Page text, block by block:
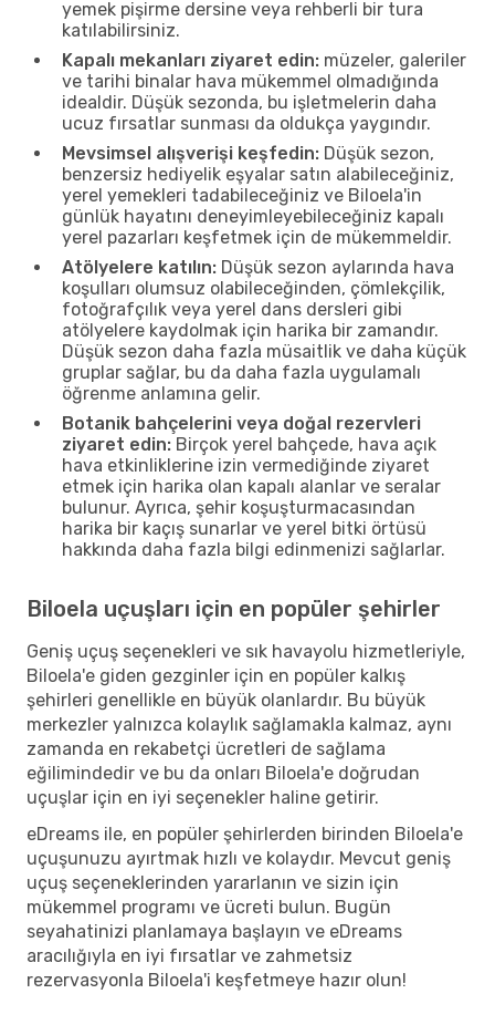
yemek pişirme dersine veya rehberli bir tura
katılabilirsiniz.
Kapalı mekanları ziyaret edin: müzeler, galeriler
ve tarihi binalar hava mükemmel olmadığında
idealdir. Düşük sezonda, bu işletmelerin daha
ucuz fırsatlar sunması da oldukça yaygındır.
Mevsimsel alışverişi keşfedin: Düşük sezon,
benzersiz hediyelik eşyalar satın alabileceğiniz,
yerel yemekleri tadabileceğiniz ve Biloela'in
günlük hayatını deneyimleyebileceğiniz kapalı
yerel pazarları keşfetmek için de mükemmeldir.
Atölyelere katılın: Düşük sezon aylarında hava
koşulları olumsuz olabileceğinden, çömlekçilik,
fotoğrafçılık veya yerel dans dersleri gibi
atölyelere kaydolmak için harika bir zamandır.
Düşük sezon daha fazla müsaitlik ve daha küçük
gruplar sağlar, bu da daha fazla uygulamalı
öğrenme anlamına gelir.
Botanik bahçelerini veya doğal rezervleri
ziyaret edin: Birçok yerel bahçede, hava açık
hava etkinliklerine izin vermediğinde ziyaret
etmek için harika olan kapalı alanlar ve seralar
bulunur. Ayrıca, şehir koşuşturmacasından
harika bir kaçış sunarlar ve yerel bitki örtüsü
hakkında daha fazla bilgi edinmenizi sağlarlar.
Biloela uçuşları için en popüler şehirler
Geniş uçuş seçenekleri ve sık havayolu hizmetleriyle,
Biloela'e giden gezginler için en popüler kalkış
şehirleri genellikle en büyük olanlardır. Bu büyük
merkezler yalnızca kolaylık sağlamakla kalmaz, aynı
zamanda en rekabetçi ücretleri de sağlama
eğilimindedir ve bu da onları Biloela'e doğrudan
uçuşlar için en iyi seçenekler haline getirir.
eDreams ile, en popüler şehirlerden birinden Biloela'e
uçuşunuzu ayırtmak hızlı ve kolaydır. Mevcut geniş
uçuş seçeneklerinden yararlanın ve sizin için
mükemmel programı ve ücreti bulun. Bugün
seyahatinizi planlamaya başlayın ve eDreams
aracılığıyla en iyi fırsatlar ve zahmetsiz
rezervasyonla Biloela'i keşfetmeye hazır olun!